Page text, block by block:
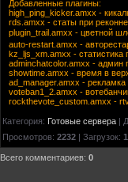
Добавленные плагины:
high_ping_kicker.amxx -
rds.amxx - статы при
plugin_trail.amxx - цветной
auto-restart.amxx -
kz_ljs_xm.amxx - статистика
adminchatcolor.amxx - админ
showtime.amxx - время в
ad_manager.amxx - рекламка
voteban1_2.amxx -
rockthevote_custom.amxx -
Категория: Готовые сервера |
Просмотров: 2232 | Загрузок:
Всего комментариев: 0